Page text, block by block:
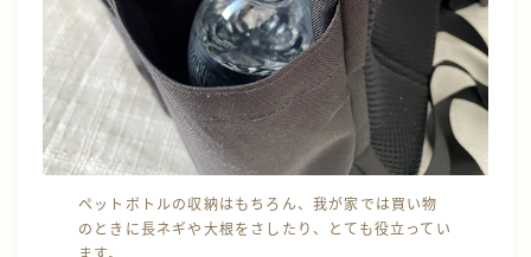
ペットボトルの収納はもちろん、我が家では買い物
のときに長ネギや大根をさしたり、とても役立ってい